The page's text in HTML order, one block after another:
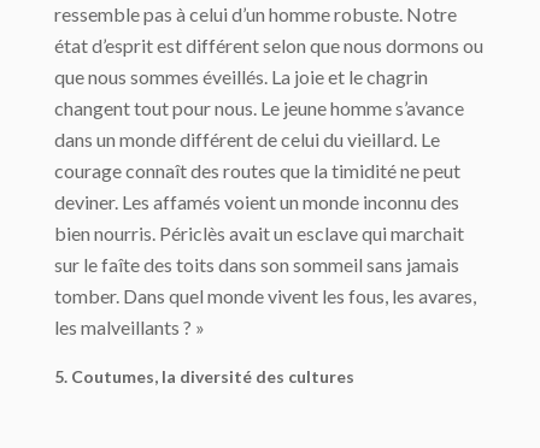
ressemble pas à celui d’un homme robuste. Notre
état d’esprit est différent selon que nous dormons ou
que nous sommes éveillés. La joie et le chagrin
changent tout pour nous. Le jeune homme s’avance
dans un monde différent de celui du vieillard. Le
courage connaît des routes que la timidité ne peut
deviner. Les affamés voient un monde inconnu des
bien nourris. Périclès avait un esclave qui marchait
sur le faîte des toits dans son sommeil sans jamais
tomber. Dans quel monde vivent les fous, les avares,
les malveillants ? »
5. Coutumes, la diversité des cultures